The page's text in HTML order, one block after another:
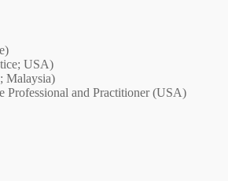
USA)
Malaysia)
Professional and Practitioner (USA)